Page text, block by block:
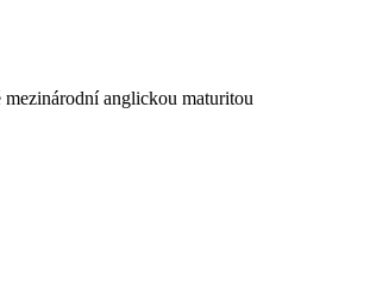
mezinárodní anglickou maturitou